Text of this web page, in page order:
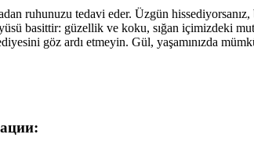
ruhunuzu tedavi eder. Üzgün hissediyorsanız,
basittir: güzellik ve koku, sığan içimizdeki
göz ardı etmeyin. Gül, yaşamınızda